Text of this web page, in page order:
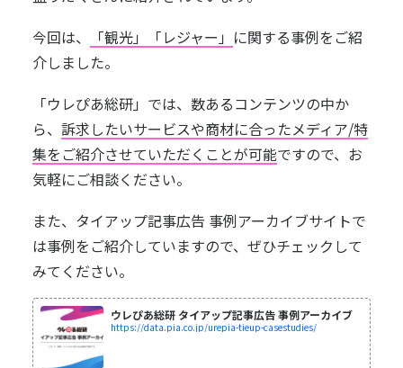
今回は、
「観光」「レジャー」 に関する事例をご紹
介しました。
「ウレぴあ総研」では、数あるコンテンツの中か
ら、 訴求したいサービスや商材に合ったメディア/特
集をご紹介させていただくことが可能ですので、お
気軽にご相談ください。
また、タイアップ記事広告 事例アーカイブサイトで
は事例をご紹介していますので、ぜひチェックして
みてください。
ウレぴあ総研 タイアップ記事広告 事例アーカイブ
https://data.pia.co.jp/urepia-tieup-casestudies/